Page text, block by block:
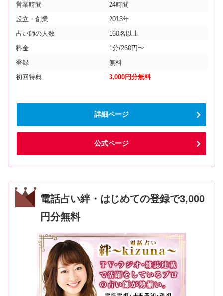
営業時間
24時間
設立・創業
2013年
占い師の人数
160名以上
料金
1分/260円〜
登録
無料
初回特典
3,000円分無料
詳細ページ
公式ページ
電話占い絆・はじめての登録で3,000
円分無料